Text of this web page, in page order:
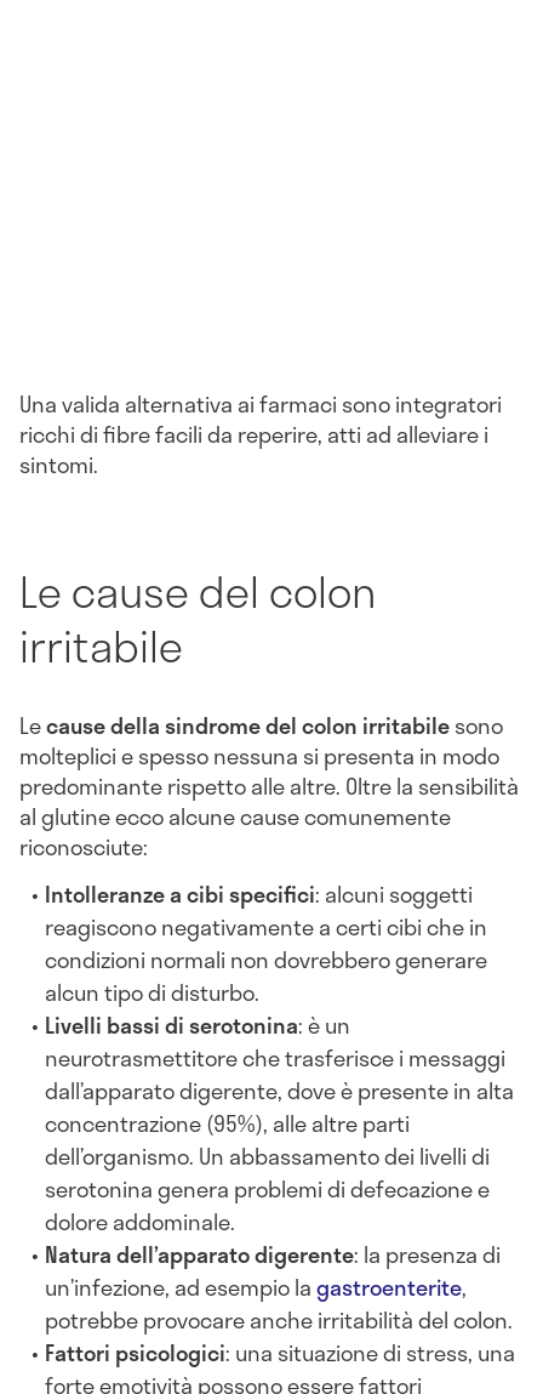
Una valida alternativa ai farmaci sono integratori
ricchi di fibre facili da reperire, atti ad alleviare i
sintomi.
Le cause del colon
irritabile
Lecause della sindrome del colon irritabilesono
molteplici e spesso nessuna si presenta in modo
predominante rispetto alle altre. Oltre la sensibilità
al glutine ecco alcune cause comunemente
riconosciute:
Intolleranze a cibi specifici: alcuni soggetti
reagiscono negativamente a certi cibi che in
condizioni normali non dovrebbero generare
alcun tipo di disturbo.
Livelli bassi di serotonina: è un
neurotrasmettitore che trasferisce i messaggi
dall’apparato digerente, dove è presente in alta
concentrazione (95%), alle altre parti
dell’organismo. Un abbassamento dei livelli di
serotonina genera problemi di defecazione e
dolore addominale.
Natura dell’apparato digerente: la presenza di
un’infezione, ad esempio lagastroenterite,
potrebbe provocare anche irritabilità del colon.
Fattori psicologici: una situazione di stress, una
forte emotività possono essere fattori